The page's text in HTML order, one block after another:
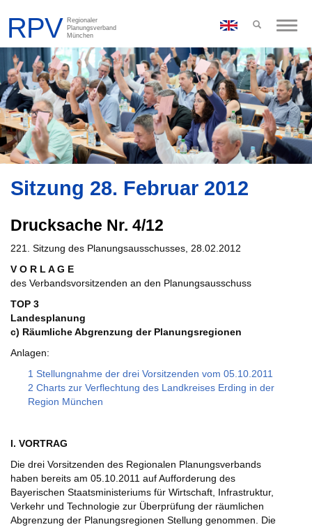
Toggle
Sitzung 28. Februar 2012
Drucksache Nr. 4/12
221. Sitzung des Planungsausschusses, 28.02.2012
V O R L A G E
des Verbandsvorsitzenden an den Planungsausschuss
TOP 3
Landesplanung
c) Räumliche Abgrenzung der Planungsregionen
Anlagen:
1 Stellungnahme der drei Vorsitzenden vom 05.10.2011
2 Charts zur Verflechtung des Landkreises Erding in der
Region München
I. VORTRAG
Die drei Vorsitzenden des Regionalen Planungsverbands
haben bereits am 05.10.2011 auf Aufforderung des
Bayerischen Staatsministeriums für Wirtschaft, Infrastruktur,
Verkehr und Technologie zur Überprüfung der räumlichen
Abgrenzung der Planungsregionen Stellung genommen. Die